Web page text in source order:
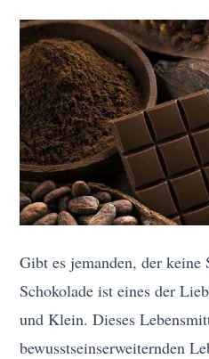
Gibt es jemanden, der keine
Schokolade ist eines der
und Klein. Dieses
bewusstseinserweiternden